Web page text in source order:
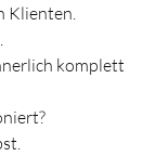
Klienten.
komplett